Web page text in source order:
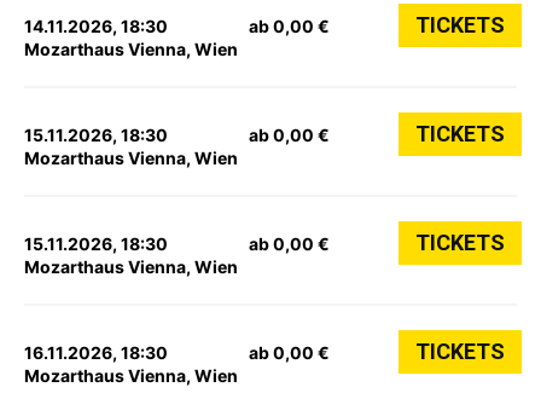
14.11.2026, 18:30
Mozarthaus Vienna, Wien
ab 0,00 € TICKETS
15.11.2026, 18:30
Mozarthaus Vienna, Wien
ab 0,00 € TICKETS
15.11.2026, 18:30
Mozarthaus Vienna, Wien
ab 0,00 € TICKETS
16.11.2026, 18:30
Mozarthaus Vienna, Wien
ab 0,00 € TICKETS